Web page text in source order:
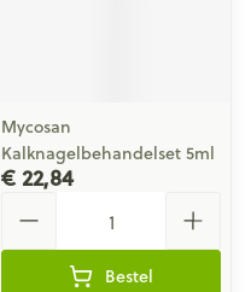
Mycosan
Kalknagelbehandelset 5ml
€ 22,84
Bestel